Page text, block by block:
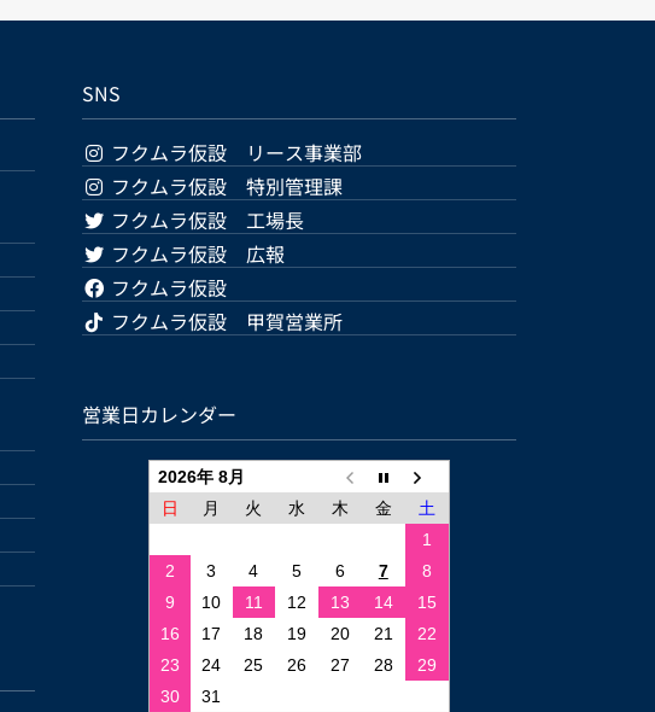
SNS
フクムラ仮設 リース事業部
フクムラ仮設 特別管理課
フクムラ仮設 工場長
フクムラ仮設 広報
フクムラ仮設
フクムラ仮設 甲賀営業所
営業日カレンダー
2026年 8月
日
月 火 水 木 金
土
1
2
3 4 5 6 7
8
9
10 11 12 13 14
15
16
17 18 19 20 21
22
23
24 25 26 27 28
29
30
31